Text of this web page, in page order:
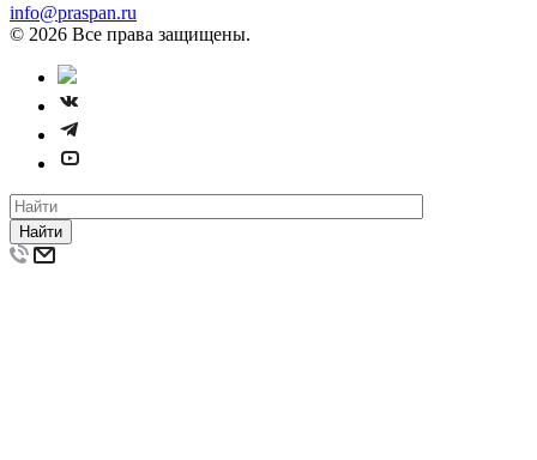
info@praspan.ru
© 2026 Все права защищены.
Найти